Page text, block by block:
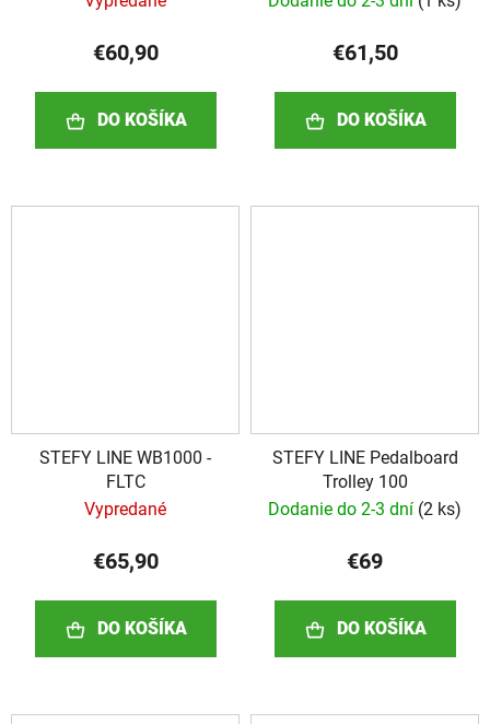
€60,90
DO KOŠÍKA
€61,50
DO KOŠÍKA
STEFY LINE WB1000 -
FLTC
Vypredané
€65,90
DO KOŠÍKA
STEFY LINE Pedalboard
Trolley 100
Dodanie do 2-3 dní (2 ks)
€69
DO KOŠÍKA